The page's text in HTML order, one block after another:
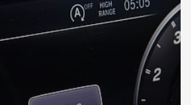
VOTRE INSPECTION AUTO au Mali